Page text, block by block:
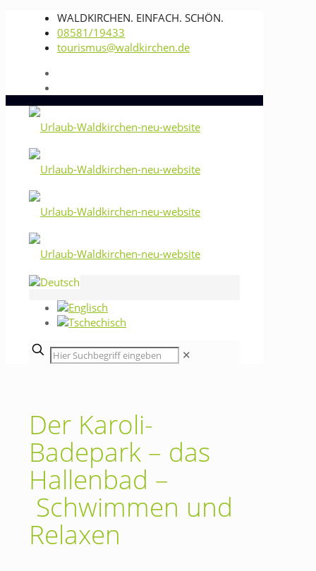
WALDKIRCHEN. EINFACH. SCHÖN.
08581/19433
tourismus@waldkirchen.de
✕
Der Karoli-
Badepark – das
Hallenbad –
Schwimmen und
Relaxen